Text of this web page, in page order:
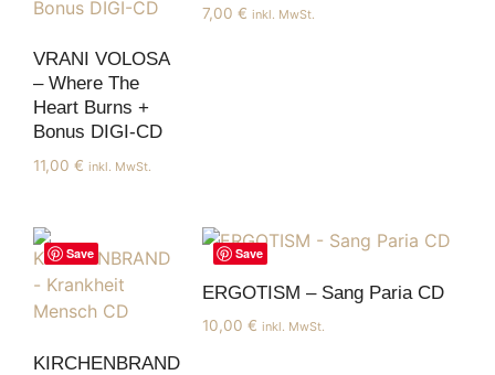
VRANI VOLOSA
– Where The
Heart Burns +
Bonus DIGI-CD
11,00 € inkl. MwSt.
7,00 € inkl. MwSt.
Save
KIRCHENBRAND
Save
ERGOTISM – Sang Paria CD
10,00 € inkl. MwSt.